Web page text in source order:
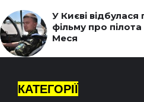
У Києві відбулася
фільму про
Меся
КАТЕГОРІЇ